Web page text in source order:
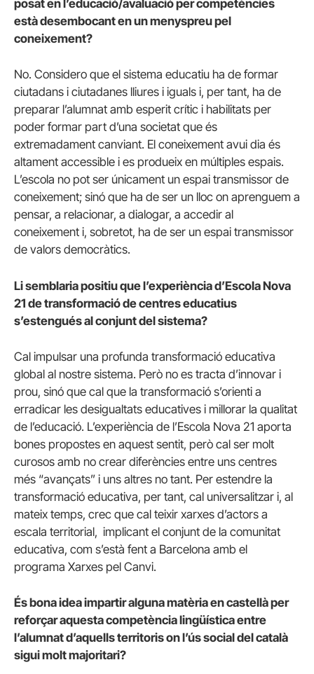
posat en l’educació/avaluació per competències
està desembocant en un menyspreu pel
coneixement?
No. Considero que el sistema educatiu ha de formar
ciutadans i ciutadanes lliures i iguals i, per tant, ha de
preparar l’alumnat amb esperit crític i habilitats per
poder formar part d’una societat que és
extremadament canviant. El coneixement avui dia és
altament accessible i es produeix en múltiples espais.
L’escola no pot ser únicament un espai transmissor de
coneixement; sinó que ha de ser un lloc on aprenguem a
pensar, a relacionar, a dialogar, a accedir al
coneixement i, sobretot, ha de ser un espai transmissor
de valors democràtics.
Li semblaria positiu que l’experiència d’Escola Nova
21 de transformació de centres educatius
s’estengués al conjunt del sistema?
Cal impulsar una profunda transformació educativa
global al nostre sistema. Però no es tracta d’innovar i
prou, sinó que cal que la transformació s’orienti a
erradicar les desigualtats educatives i millorar la qualitat
de l’educació. L’experiència de l’Escola Nova 21 aporta
bones propostes en aquest sentit, però cal ser molt
curosos amb no crear diferències entre uns centres
més “avançats” i uns altres no tant. Per estendre la
transformació educativa, per tant, cal universalitzar i, al
mateix temps, crec que cal teixir xarxes d’actors a
escala territorial, implicant el conjunt de la comunitat
educativa, com s’està fent a Barcelona amb el
programa Xarxes pel Canvi.
És bona idea impartir alguna matèria en castellà per
reforçar aquesta competència lingüística entre
l’alumnat d’aquells territoris on l’ús social del català
sigui molt majoritari?